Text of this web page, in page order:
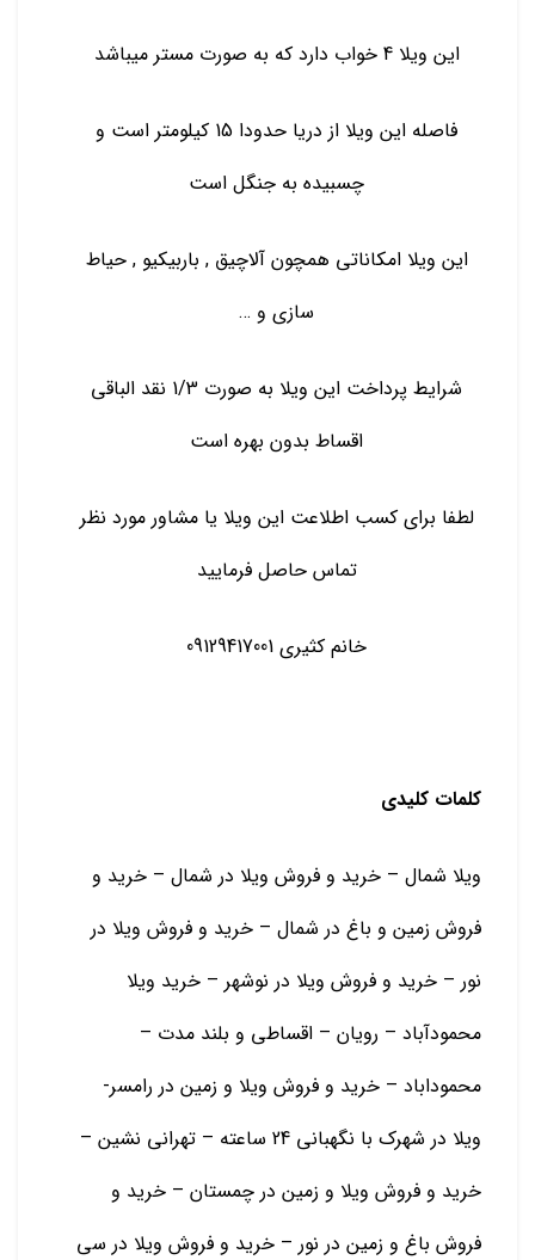
این ویلا 4 خواب دارد که به صورت مستر میباشد
فاصله این ویلا از دریا حدودا 15 کیلومتر است و
چسبیده به جنگل است
این ویلا امکاناتی همچون آلاچیق , باربیکیو , حیاط
سازی و …
شرایط پرداخت این ویلا به صورت 1/3 نقد الباقی
اقساط بدون بهره است
لطفا برای کسب اطلاعت این ویلا یا مشاور مورد نظر
تماس حاصل فرمایید
خانم کثیری 09129417001
کلمات کلیدی
ویلا شمال – خرید و فروش ویلا در شمال – خرید و
فروش زمین و باغ در شمال – خرید و فروش ویلا در
نور – خرید و فروش ویلا در نوشهر – خرید ویلا
محمودآباد – رویان – اقساطی و بلند مدت –
محموداباد – خرید و فروش ویلا و زمین در رامسر-
ویلا در شهرک با نگهبانی 24 ساعته – تهرانی نشین –
خرید و فروش ویلا و زمین در چمستان – خرید و
فروش باغ و زمین در نور – خرید و فروش ویلا در سی